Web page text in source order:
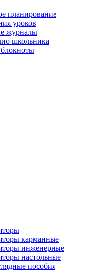
планирование
уроков
журналы
школьника
блокноты
карманные
инженерные
настольные
пособия